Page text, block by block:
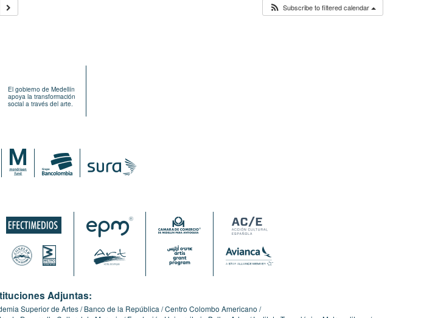
Subscribe to filtered calendar
El gobierno de Medellín
apoya la transformación
social a través del arte.
Adjuntas:
Superior de Artes Banco de la República Centro Colombo Americano